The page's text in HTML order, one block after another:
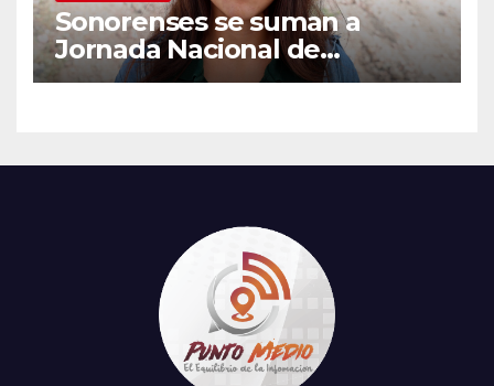
Sonorenses se suman a
Jornada Nacional de
Reforestación en Cerro de la
Durazo